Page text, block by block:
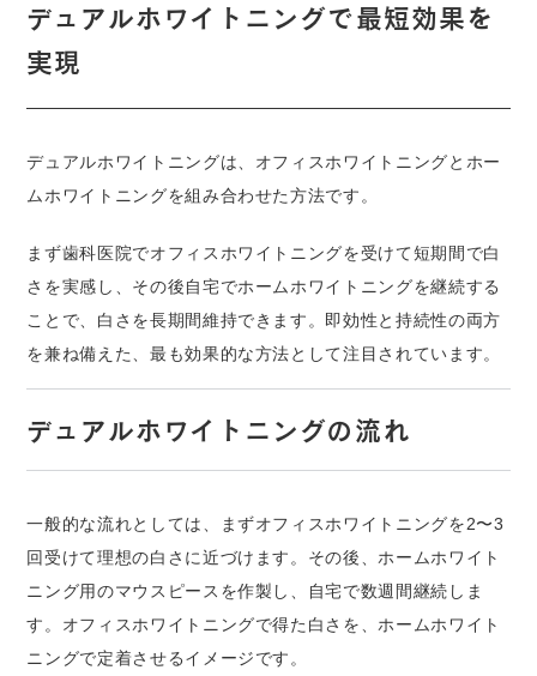
デュアルホワイトニングで最短効果を
実現
デュアルホワイトニングは、オフィスホワイトニングとホー
ムホワイトニングを組み合わせた方法です。
まず歯科医院でオフィスホワイトニングを受けて短期間で白
さを実感し、その後自宅でホームホワイトニングを継続する
ことで、白さを長期間維持できます。即効性と持続性の両方
を兼ね備えた、最も効果的な方法として注目されています。
デュアルホワイトニングの流れ
一般的な流れとしては、まずオフィスホワイトニングを2〜3
回受けて理想の白さに近づけます。その後、ホームホワイト
ニング用のマウスピースを作製し、自宅で数週間継続しま
す。オフィスホワイトニングで得た白さを、ホームホワイト
ニングで定着させるイメージです。